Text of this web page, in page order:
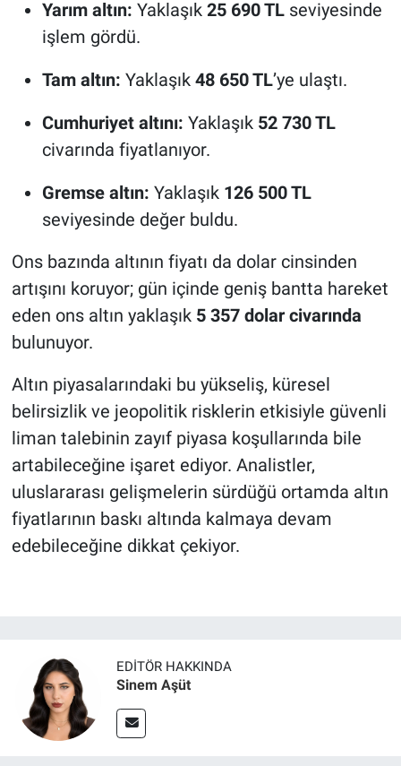
Yarım altın: Yaklaşık 25 690 TLseviyesinde
işlem gördü.
Tam altın: Yaklaşık 48 650 TL’ye ulaştı.
Cumhuriyet altını: Yaklaşık 52 730 TL
civarında fiyatlanıyor.
Gremse altın: Yaklaşık 126 500 TL
seviyesinde değer buldu.
Ons bazında altının fiyatı da dolar cinsinden
artışını koruyor; gün içinde geniş bantta hareket
eden ons altın yaklaşık 5 357 dolar civarında
bulunuyor.
Altın piyasalarındaki bu yükseliş, küresel
belirsizlik ve jeopolitik risklerin etkisiyle güvenli
liman talebinin zayıf piyasa koşullarında bile
artabileceğine işaret ediyor. Analistler,
uluslararası gelişmelerin sürdüğü ortamda altın
fiyatlarının baskı altında kalmaya devam
edebileceğine dikkat çekiyor.
EDITÖR HAKKINDA
Sinem Aşüt